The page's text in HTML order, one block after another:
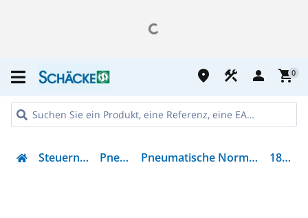
place construction person shopping_cart0
Steuern & Regeln Pneumatik Pneumatische Normbasierter Zylinder 1804668